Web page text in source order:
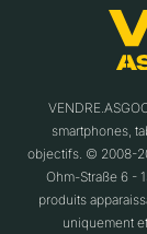
smartphones,
objectifs. © 2008-
Ohm-Straße 6 -
produits
uniquement